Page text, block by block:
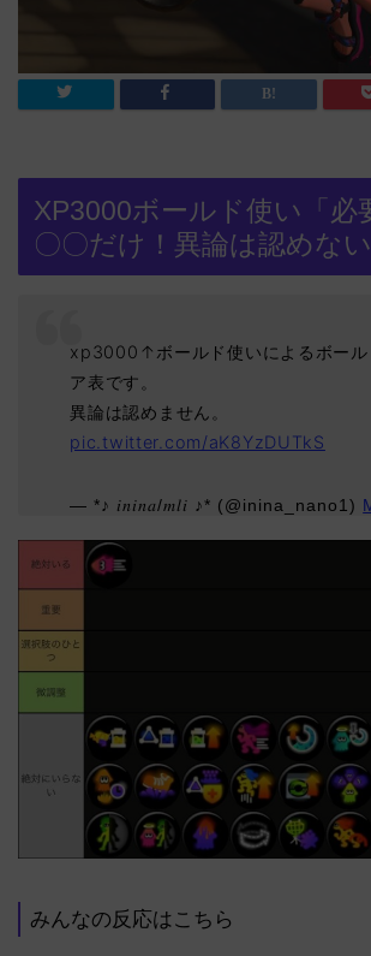
XP3000ボールド使い「必
〇〇だけ！異論は認めない
xp3000↑ボールド使いによるボール
ア表です。
異論は認めません。
pic.twitter.com/aK8YzDUTkS
— *♪ 𝑖𝑛𝑖𝑛𝑎/𝑚𝑙𝑖 ♪* (@inina_nano1)
みんなの反応はこちら